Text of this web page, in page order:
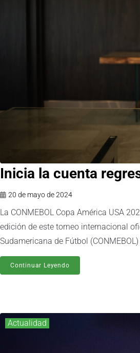
Inicia la cuenta
20 de mayo de 2024
La CONMEBOL Copa América USA
edición de este torneo internacional
Sudamericana de Fútbol (CONMEBOL)
Continuar Leyendo
Actualidad